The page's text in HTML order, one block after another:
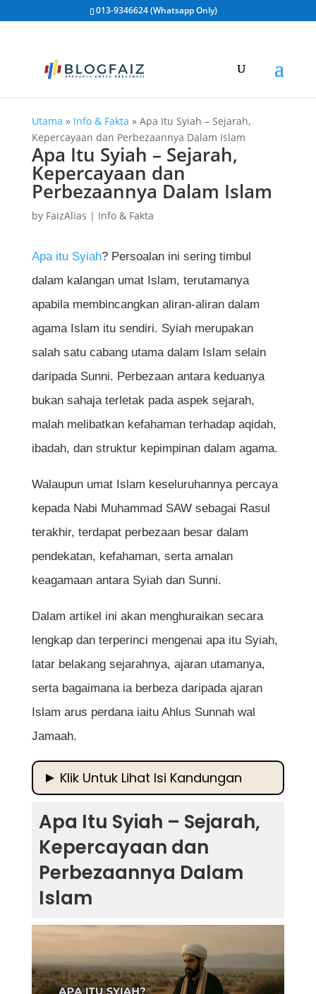
013-9346624 (Whatsapp Only)
Utama » Info & Fakta » Apa Itu Syiah – Sejarah,
Kepercayaan dan Perbezaannya Dalam Islam
Apa Itu Syiah – Sejarah,
Kepercayaan dan
Perbezaannya Dalam Islam
by FaizAlias | Info & Fakta
Apa itu Syiah? Persoalan ini sering timbul
dalam kalangan umat Islam, terutamanya
apabila membincangkan aliran-aliran dalam
agama Islam itu sendiri. Syiah merupakan
salah satu cabang utama dalam Islam selain
daripada Sunni. Perbezaan antara keduanya
bukan sahaja terletak pada aspek sejarah,
malah melibatkan kefahaman terhadap aqidah,
ibadah, dan struktur kepimpinan dalam agama.
Walaupun umat Islam keseluruhannya percaya
kepada Nabi Muhammad SAW sebagai Rasul
terakhir, terdapat perbezaan besar dalam
pendekatan, kefahaman, serta amalan
keagamaan antara Syiah dan Sunni.
Dalam artikel ini akan menghuraikan secara
lengkap dan terperinci mengenai apa itu Syiah,
latar belakang sejarahnya, ajaran utamanya,
serta bagaimana ia berbeza daripada ajaran
Islam arus perdana iaitu Ahlus Sunnah wal
Jamaah.
Klik Untuk Lihat Isi Kandungan
Perbezaannya Dalam Islam
Sejarah Kemunculan Syiah
Ajaran dan Kepercayaan Utama Syiah
Perkembangan Syiah di Dunia Moden
Pandangan Ulama Terhadap Syiah
Apa Itu Syiah – Sejarah,
Kepercayaan dan
Perbezaannya Dalam
Islam